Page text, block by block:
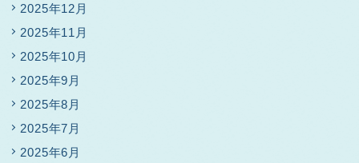
2025年12月
2025年11月
2025年10月
2025年9月
2025年8月
2025年7月
2025年6月